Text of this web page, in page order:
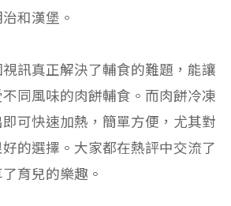
和漢堡。
訊真正解決了輔食的難題，能讓
同風味的肉餅輔食。而肉餅冷凍
可快速加熱，簡單方便，尤其對
的選擇。大家都在熱評中交流了
育兒的樂趣。